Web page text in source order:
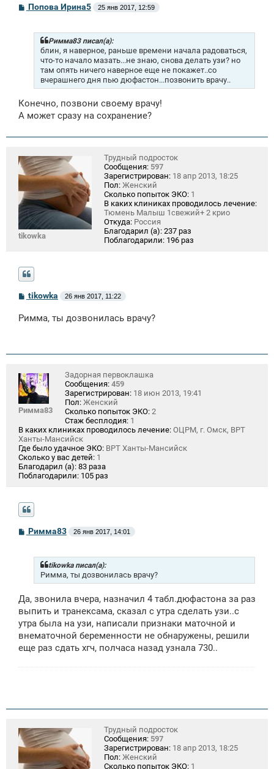
СПопова Ирина5 25 янв 2017, 12:59
Римма83 писал(а):
блин, я наверное, раньше времени начала радоваться,
что-то начало мазать...не знаю, снова делать узи? но
там опять ничего наверное еще не покажет..со
вчерашнего дня пью дюфастон...позвонить врачу..
Конечно, позвони своему врачу!
А может сразу на сохранение?
tikowka
Трудный подросток
Сообщения: 597
Зарегистрирован: 18 апр 2013, 18:25
Пол: Женский
Сколько попыток ЭКО: 1
В каких клиниках проводилось лечение:
Тюмень Малыш 1свежий+ 2 крио
Откуда: Россия
Благодарил (а): 237 раз
Поблагодарили: 196 раз
С
б
и
tikowka 26 янв 2017, 11:22
Римма, ты дозвонилась врачу?
Римма83
Задорная первоклашка
Сообщения: 459
Зарегистрирован: 18 июн 2013, 19:41
Пол: Женский
Сколько попыток ЭКО: 2
Стаж бесплодия: 1
В каких клиниках проводилось лечение: ОЦРМ, г. Омск, ВРТ
Ханты-Мансийск
Где было удачное ЭКО: ВРТ Ханты-Мансийск
Сколько у вас детей: 1
Благодарил (а): 83 раза
Поблагодарили: 105 раз
С
е
Римма83 26 янв 2017, 14:01
tikowka писал(а):
Римма, ты дозвонилась врачу?
Да, звонила вчера, назначил 4 табл.дюфастона за раз
выпить и транексама, сказал с утра сделать узи..с
утра была на узи, написали признаки маточной и
внематочной беременности не обнаружены, решили
еще раз сдать хгч, полчаса назад узнала 730..
Трудный подросток
Сообщения: 597
Зарегистрирован: 18 апр 2013, 18:25
Пол: Женский
Сколько попыток ЭКО: 1